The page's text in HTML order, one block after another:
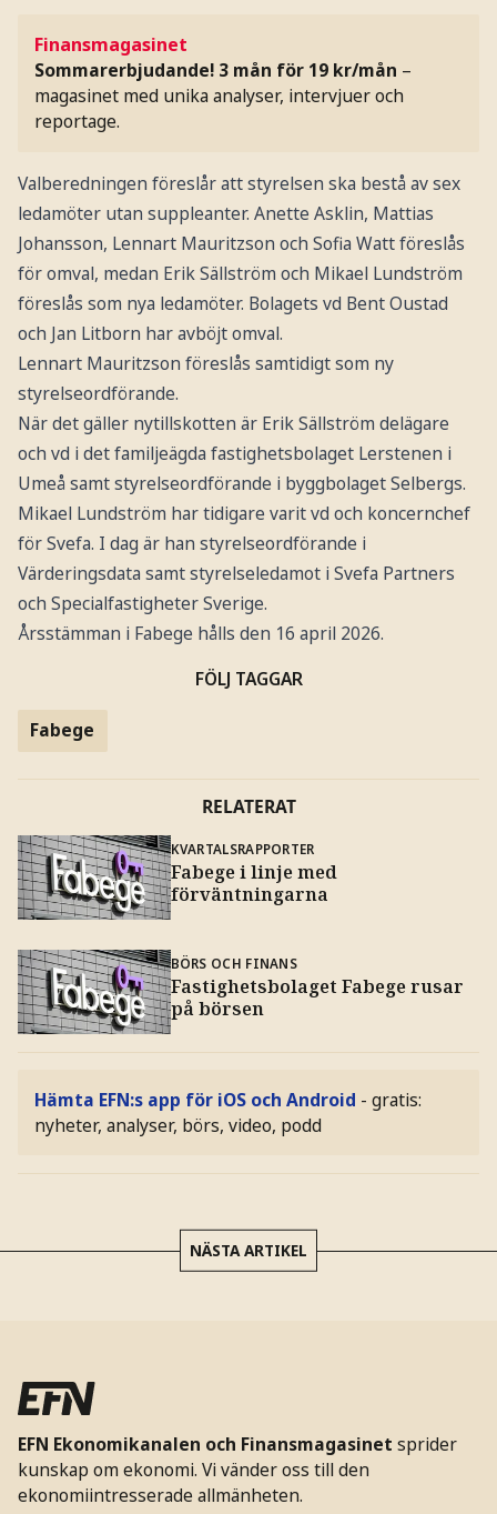
Finansmagasinet
Sommarerbjudande! 3 mån för 19 kr/mån –
magasinet med unika analyser, intervjuer och
reportage.
Valberedningen föreslår att styrelsen ska bestå av sex
ledamöter utan suppleanter. Anette Asklin, Mattias
Johansson, Lennart Mauritzson och Sofia Watt föreslås
för omval, medan Erik Sällström och Mikael Lundström
föreslås som nya ledamöter. Bolagets vd Bent Oustad
och Jan Litborn har avböjt omval.
Lennart Mauritzson föreslås samtidigt som ny
styrelseordförande.
När det gäller nytillskotten är Erik Sällström delägare
och vd i det familjeägda fastighetsbolaget Lerstenen i
Umeå samt styrelseordförande i byggbolaget Selbergs.
Mikael Lundström har tidigare varit vd och koncernchef
för Svefa. I dag är han styrelseordförande i
Värderingsdata samt styrelseledamot i Svefa Partners
och Specialfastigheter Sverige.
Årsstämman i Fabege hålls den 16 april 2026.
FÖLJ TAGGAR
Fabege
RELATERAT
KVARTALSRAPPORTER
Fabege i linje med
förväntningarna
BÖRS OCH FINANS
Fastighetsbolaget Fabege rusar
på börsen
Hämta EFN:s app för iOS och Android - gratis:
nyheter, analyser, börs, video, podd
NÄSTA ARTIKEL
EFN Ekonomikanalen och Finansmagasinet sprider
kunskap om ekonomi. Vi vänder oss till den
ekonomiintresserade allmänheten.